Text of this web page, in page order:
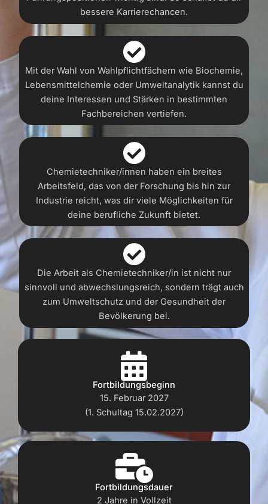
bessere Karrierechancen.
Mit der Wahl von Wahlpflichtfächern wie Biochemie,
Lebensmittelchemie oder Umweltanalytik kannst du
deine Interessen und Stärken in bestimmten
Fachbereichen vertiefen.
Chemietechniker/innen haben ein breites
Arbeitsfeld, das von der Forschung bis hin zur
Industrie reicht, was dir viele Möglichkeiten für
deine berufliche Zukunft bietet.
Die Arbeit als Chemietechniker/in ist nicht nur
sinnvoll und abwechslungsreich, sondern trägt auch
zum Umweltschutz und der Gesundheit der
Bevölkerung bei.
Fortbildungsbeginn
15. Februar 2027
(1. Schultag 15.02.2027)
Fortbildungsdauer
2 Jahre in Vollzeit